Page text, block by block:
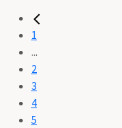
1
...
2
3
4
5